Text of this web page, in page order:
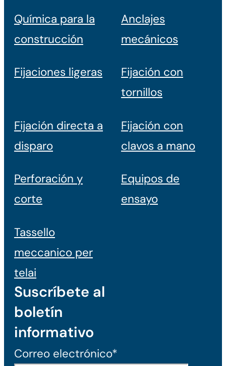
Química para la
construcción
Anclajes
mecánicos
Fijaciones ligeras
Fijación con
tornillos
Fijación directa a
disparo
Fijación con
clavos a mano
Perforación y
corte
Equipos de
ensayo
Tassello
meccanico per
telai
Suscríbete al
boletín
informativo
Correo electrónico*